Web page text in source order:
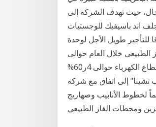
حيث تهدف الشركة إلى
جلف اند باسيفيك للوجستيات
للتأجير طويل الأجل لوحدة
الطبيعى خلال العام حوالى
2ر45 مليون طن مقابل 6ر45 مليون طن بانخفاض نسبته 1%، ويمثل استهلاك قطاع الكهرباء حوالى 4ر60%
تشينا" إلى اتفاق مع شركة
لمنحهما 56 مليار دولار نقداً وأسهماً لخطوط الأنابيب وصهاريج
ومحطات الغاز الطبيعي